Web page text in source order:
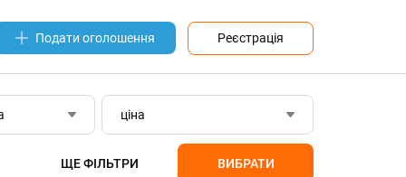
Подати оголошення Реєстрація
ціна
ЩЕ ФІЛЬТРИ ВИБРАТИ